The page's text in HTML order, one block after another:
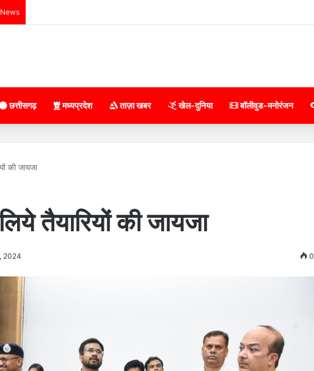
छत्तीसगढ़ मध्यप्रदेश ताज़ा खबर खेल-दुनिया बॉलीवुड-मनोरंजन
की जायजा
तैयारियों की जायजा
2024 0